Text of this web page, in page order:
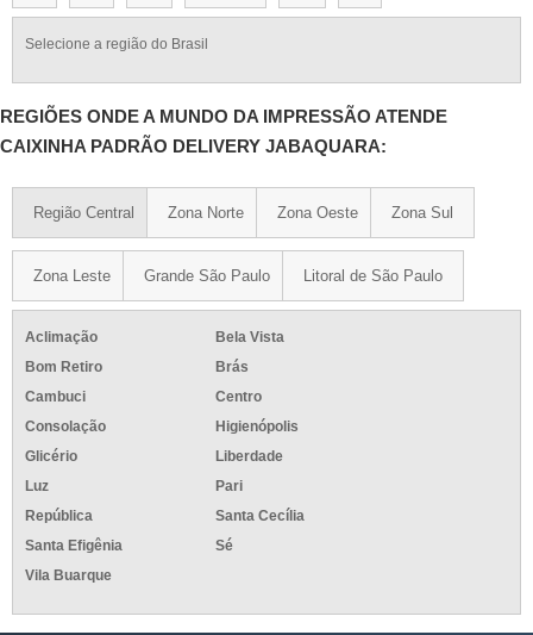
Selecione a região do Brasil
REGIÕES ONDE A MUNDO DA IMPRESSÃO ATENDE
CAIXINHA PADRÃO DELIVERY JABAQUARA:
Região Central Zona Norte Zona Oeste Zona Sul
Zona Leste Grande São Paulo Litoral de São Paulo
Aclimação
Bela Vista
Bom Retiro
Brás
Cambuci
Centro
Consolação
Higienópolis
Glicério
Liberdade
Luz
Pari
República
Santa Cecília
Santa Efigênia
Sé
Vila Buarque